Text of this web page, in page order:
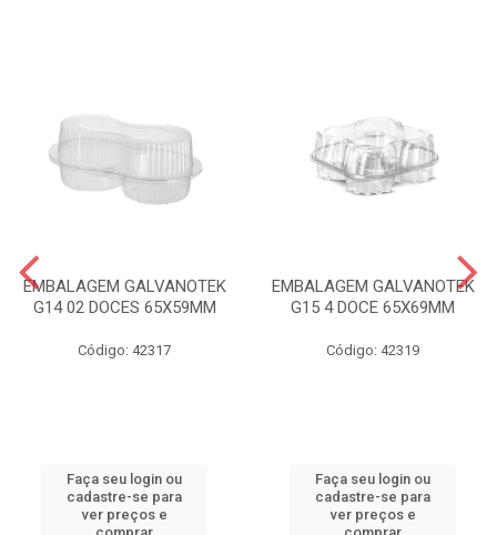
EMBALAGEM GALVANOTEK
G14 02 DOCES 65X59MM
Código: 42317
Faça seu login ou
cadastre-se para
ver preços e
EMBALAGEM GALVANOTEK
G15 4 DOCE 65X69MM
Código: 42319
Faça seu login ou
cadastre-se para
ver preços e